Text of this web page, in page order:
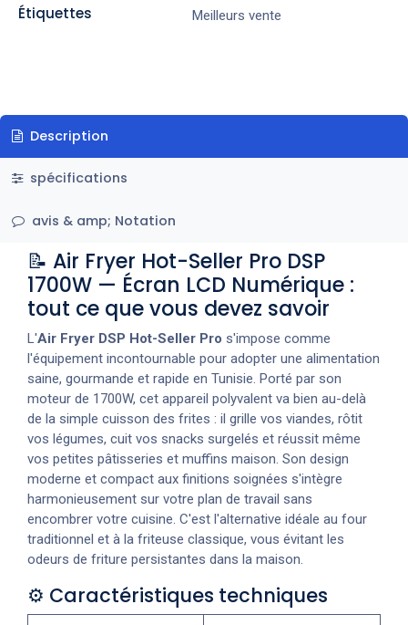
Étiquettes Meilleurs vente
Description
spécifications
avis & amp; Notation
📝 Air Fryer Hot-Seller Pro DSP
1700W — Écran LCD Numérique :
tout ce que vous devez savoir
L'Air Fryer DSP Hot-Seller Pro s'impose comme
l'équipement incontournable pour adopter une alimentation
saine, gourmande et rapide en Tunisie. Porté par son
moteur de 1700W, cet appareil polyvalent va bien au-delà
de la simple cuisson des frites : il grille vos viandes, rôtit
vos légumes, cuit vos snacks surgelés et réussit même
vos petites pâtisseries et muffins maison. Son design
moderne et compact aux finitions soignées s'intègre
harmonieusement sur votre plan de travail sans
encombrer votre cuisine. C'est l'alternative idéale au four
traditionnel et à la friteuse classique, vous évitant les
odeurs de friture persistantes dans la maison.
⚙️ Caractéristiques techniques